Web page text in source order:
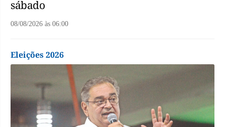
sábado
08/08/2026 às 06:00
Eleições 2026